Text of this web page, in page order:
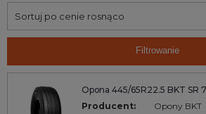
Producent
Nośność
Sortuj po cenie rosnąco
Filtrowanie
Opona 445/65R22.5 BKT SR
Producent:
Opony BKT